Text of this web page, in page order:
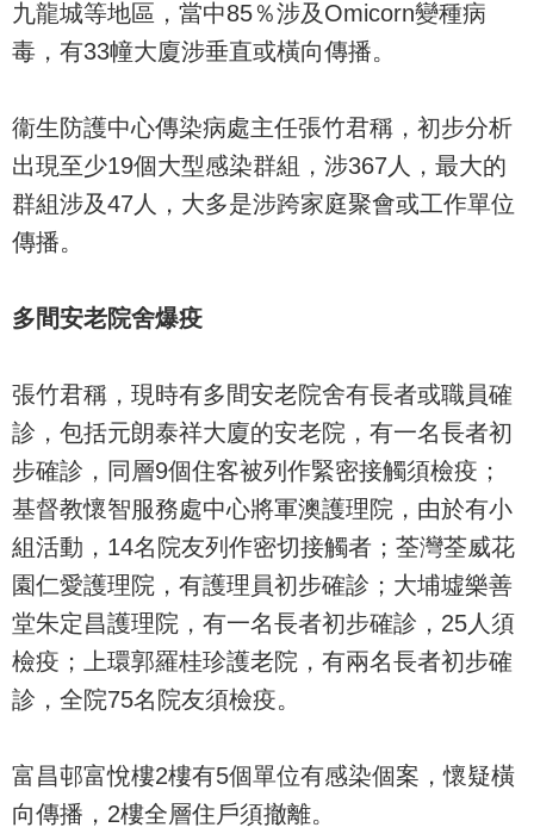
九龍城等地區，當中85％涉及Omicorn變種病
毒，有33幢大廈涉垂直或橫向傳播。
衞生防護中心傳染病處主任張竹君稱，初步分析
出現至少19個大型感染群組，涉367人，最大的
群組涉及47人，大多是涉跨家庭聚會或工作單位
傳播。
多間安老院舍爆疫
張竹君稱，現時有多間安老院舍有長者或職員確
診，包括元朗泰祥大廈的安老院，有一名長者初
步確診，同層9個住客被列作緊密接觸須檢疫；
基督教懷智服務處中心將軍澳護理院，由於有小
組活動，14名院友列作密切接觸者；荃灣荃威花
園仁愛護理院，有護理員初步確診；大埔墟樂善
堂朱定昌護理院，有一名長者初步確診，25人須
檢疫；上環郭羅桂珍護老院，有兩名長者初步確
診，全院75名院友須檢疫。
富昌邨富悅樓2樓有5個單位有感染個案，懷疑橫
向傳播，2樓全層住戶須撤離。